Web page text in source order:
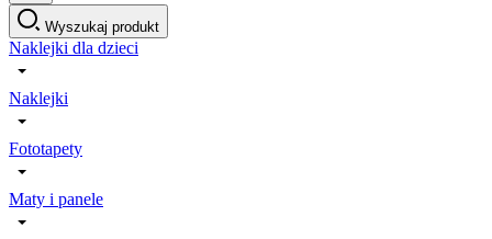
Wyszukaj produkt
Naklejki dla dzieci
Naklejki
Fototapety
Maty i panele